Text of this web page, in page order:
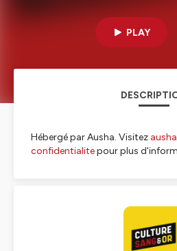
PLAY
Hébergé par Ausha. Visitez
confidentialitepour plus